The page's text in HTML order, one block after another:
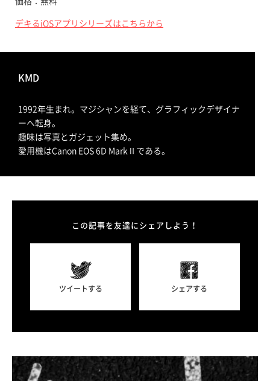
デキるiOSアプリシリーズはこちらから
KMD
1992年生まれ。マジシャンを経て、グラフィックデザイナ
ーへ転身。
趣味は写真とガジェット集め。
愛用機はCanon EOS 6D MarkⅡである。
この記事を友達にシェアしよう！
ツイートする シェアする